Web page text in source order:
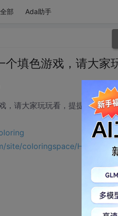
全部 Ada助手
填色游戏，请大家
，请大家玩玩看，提提意见:
coloringspace/Home